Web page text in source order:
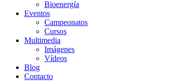
Bioenergía
Eventos
Campeonatos
Cursos
Multimedia
Imágenes
Vídeos
Blog
Contacto